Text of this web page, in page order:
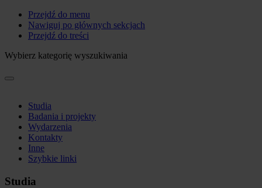
Przejdź do menu
Nawiguj po głównych sekcjach
Przejdź do treści
Wybierz kategorię wyszukiwania
Studia
Badania i projekty
Wydarzenia
Kontakty
Inne
Szybkie linki
Studia